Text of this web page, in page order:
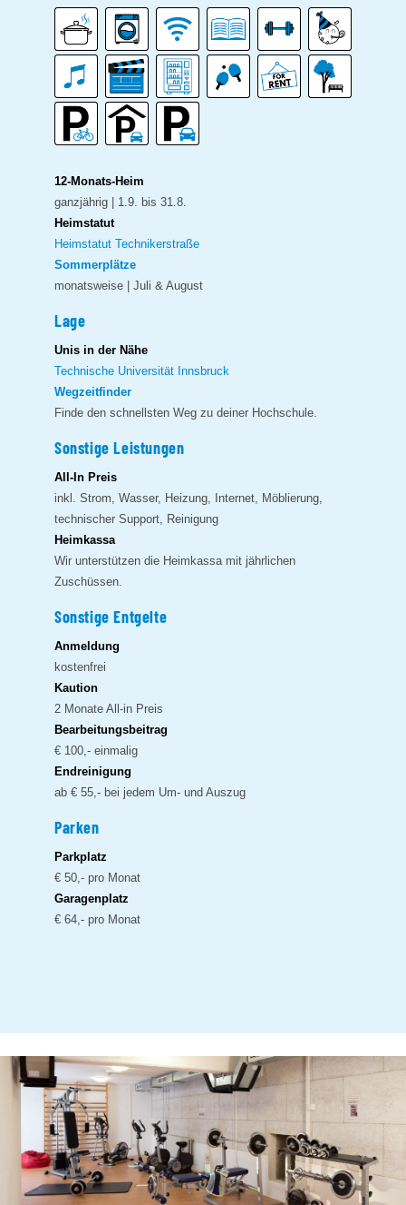
12-Monats-Heim
ganzjährig | 1.9. bis 31.8.
Heimstatut
Heimstatut Technikerstraße
Sommerplätze
monatsweise | Juli & August
Lage
Unis in der Nähe
Technische Universität Innsbruck
Wegzeitfinder
Finde den schnellsten Weg zu deiner Hochschule.
Sonstige Leistungen
All-In Preis
inkl. Strom, Wasser, Heizung, Internet, Möblierung,
technischer Support, Reinigung
Heimkassa
Wir unterstützen die Heimkassa mit jährlichen
Zuschüssen.
Sonstige Entgelte
Anmeldung
kostenfrei
Kaution
2 Monate All-in Preis
Bearbeitungsbeitrag
€ 100,- einmalig
Endreinigung
ab € 55,- bei jedem Um- und Auszug
Parken
Parkplatz
€ 50,- pro Monat
Garagenplatz
€ 64,- pro Monat